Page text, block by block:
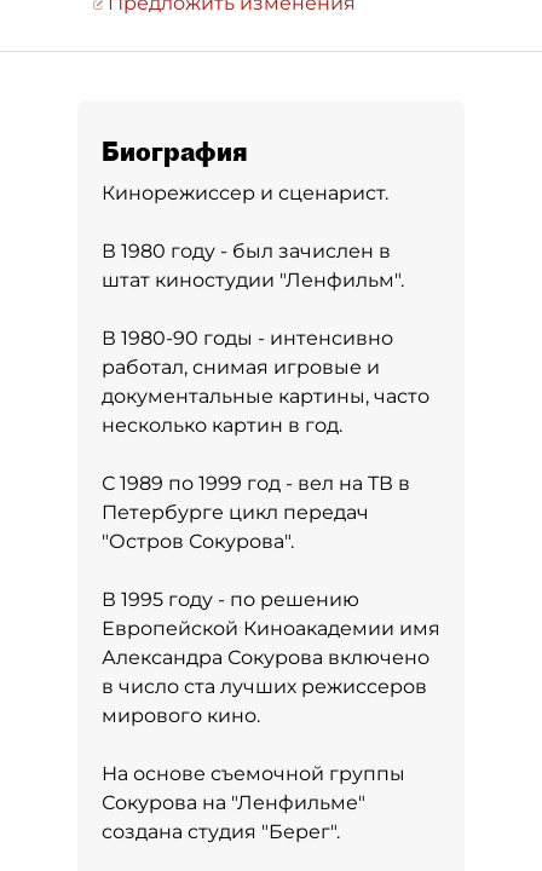
Биография
Кинорежиссер и сценарист.
В 1980 году - был зачислен в
штат киностудии "Ленфильм".
В 1980-90 годы - интенсивно
работал, снимая игровые и
документальные картины, часто
несколько картин в год.
С 1989 по 1999 год - вел на ТВ в
Петербурге цикл передач
"Остров Сокурова".
В 1995 году - по решению
Европейской Киноакадемии имя
Александра Сокурова включено
в число ста лучших режиссеров
мирового кино.
На основе съемочной группы
Сокурова на "Ленфильме"
создана студия "Берег".